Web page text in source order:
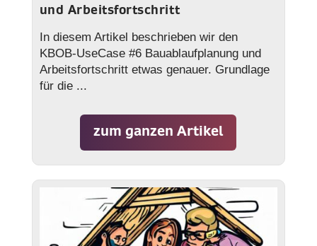
und Arbeitsfortschritt
In diesem Artikel beschrieben wir den
KBOB-UseCase #6 Bauablaufplanung und
Arbeitsfortschritt etwas genauer. Grundlage
für die ...
zum ganzen Artikel